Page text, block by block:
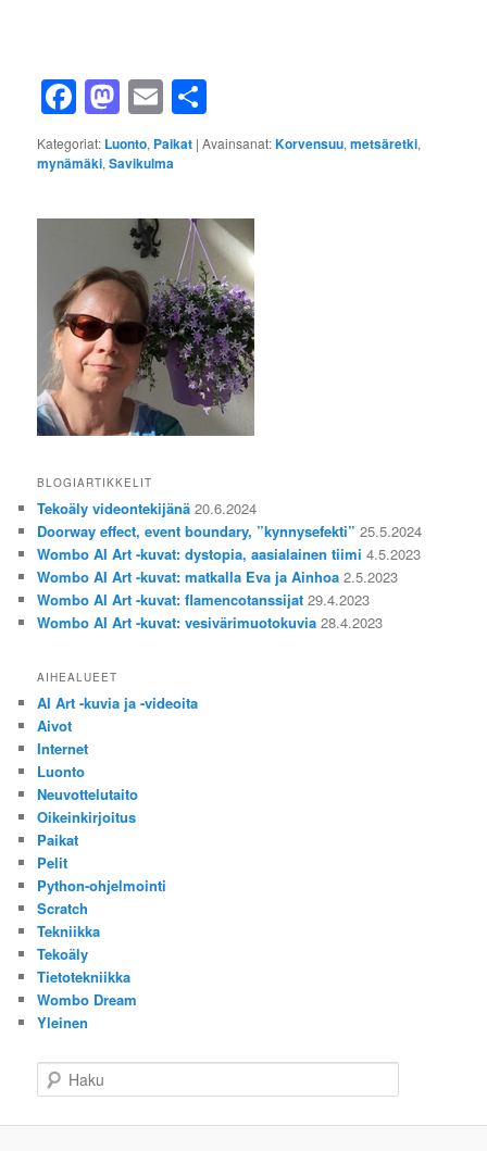
Facebook
Mastodon
Email
Kategoriat: Luonto, Paikat |Avainsanat:Korvensuu,metsäretki,
mynämäki,Savikulma
BLOGIARTIKKELIT
Tekoäly videontekijänä 20.6.2024
Doorway effect, event boundary, ”kynnysefekti” 25.5.2024
Wombo AI Art -kuvat: dystopia, aasialainen tiimi 4.5.2023
Wombo AI Art -kuvat: matkalla Eva ja Ainhoa 2.5.2023
Wombo AI Art -kuvat: flamencotanssijat 29.4.2023
Wombo AI Art -kuvat: vesivärimuotokuvia 28.4.2023
AIHEALUEET
AI Art -kuvia ja -videoita
Aivot
Internet
Luonto
Neuvottelutaito
Oikeinkirjoitus
Paikat
Pelit
Python-ohjelmointi
Scratch
Tekniikka
Tekoäly
Tietotekniikka
Wombo Dream
Yleinen
a